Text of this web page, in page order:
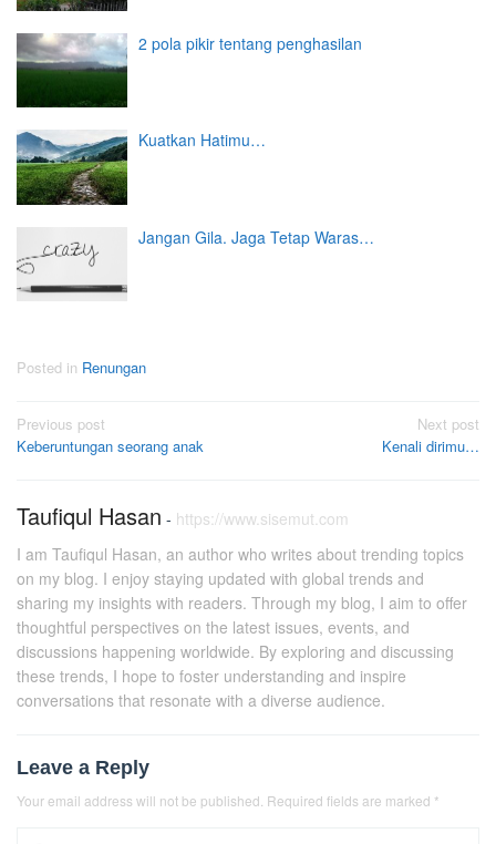
2 pola pikir tentang penghasilan
Kuatkan Hatimu…
Jangan Gila. Jaga Tetap Waras…
Posted in Renungan
Post
navigation
Previous post
Keberuntungan seorang anak
Next post
Kenali dirimu…
Taufiqul Hasan - https://www.sisemut.com
I am Taufiqul Hasan, an author who writes about trending topics
on my blog. I enjoy staying updated with global trends and
sharing my insights with readers. Through my blog, I aim to offer
thoughtful perspectives on the latest issues, events, and
discussions happening worldwide. By exploring and discussing
these trends, I hope to foster understanding and inspire
conversations that resonate with a diverse audience.
Leave a Reply
Your email address will not be published. Required fields are marked *